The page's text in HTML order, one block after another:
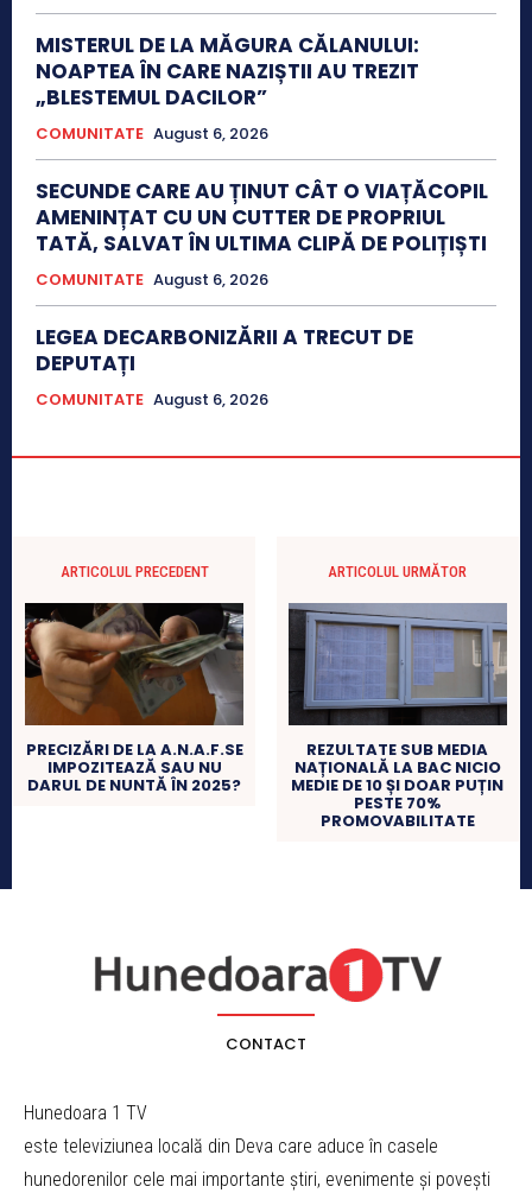
MISTERUL DE LA MĂGURA CĂLANULUI:
NOAPTEA ÎN CARE NAZIȘTII AU TREZIT
„BLESTEMUL DACILOR”
COMUNITATE August 6, 2026
SECUNDE CARE AU ȚINUT CÂT O VIAȚĂCOPIL
AMENINȚAT CU UN CUTTER DE PROPRIUL
TATĂ, SALVAT ÎN ULTIMA CLIPĂ DE POLIȚIȘTI
COMUNITATE August 6, 2026
LEGEA DECARBONIZĂRII A TRECUT DE
DEPUTAȚI
COMUNITATE August 6, 2026
ARTICOLUL PRECEDENT
PRECIZĂRI DE LA A.N.A.F.SE
IMPOZITEAZĂ SAU NU
DARUL DE NUNTĂ ÎN 2025?
ARTICOLUL URMĂTOR
REZULTATE SUB MEDIA
NAȚIONALĂ LA BAC NICIO
MEDIE DE 10 ȘI DOAR PUȚIN
PESTE 70%
PROMOVABILITATE
CONTACT
Hunedoara 1 TV
este televiziunea locală din Deva care aduce în casele
hunedorenilor cele mai importante știri, evenimente și povești